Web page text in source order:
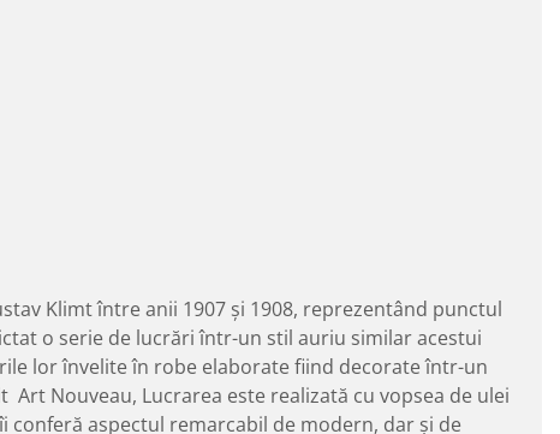
Klimt între anii 1907 și 1908, reprezentând punctul
o serie de lucrări într-un stil auriu similar acestui
lor învelite în robe elaborate fiind decorate într-un
Nouveau, Lucrarea este realizată cu vopsea de ulei
aspectul remarcabil de modern, dar și de